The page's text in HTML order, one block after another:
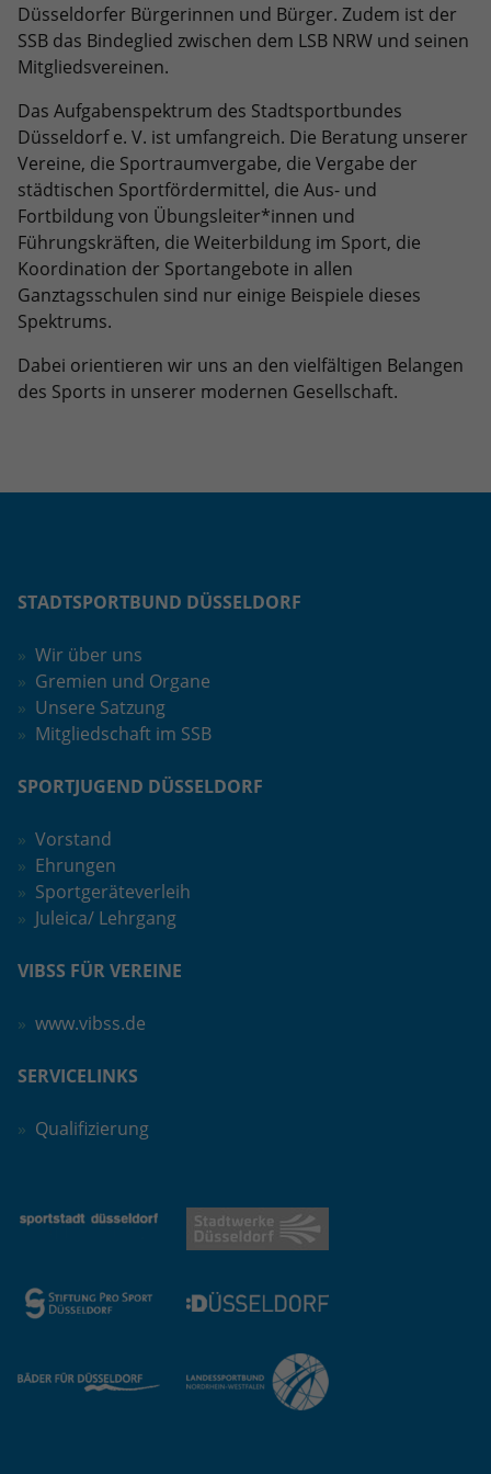
Düsseldorfer Bürgerinnen und Bürger. Zudem ist der
SSB das Bindeglied zwischen dem LSB NRW und seinen
Mitgliedsvereinen.
Das Aufgabenspektrum des Stadtsportbundes
Düsseldorf e. V. ist umfangreich. Die Beratung unserer
Vereine, die Sportraumvergabe, die Vergabe der
städtischen Sportfördermittel, die Aus- und
Fortbildung von Übungsleiter*innen und
Führungskräften, die Weiterbildung im Sport, die
Koordination der Sportangebote in allen
Ganztagsschulen sind nur einige Beispiele dieses
Spektrums.
Dabei orientieren wir uns an den vielfältigen Belangen
des Sports in unserer modernen Gesellschaft.
STADTSPORTBUND DÜSSELDORF
Wir über uns
Gremien und Organe
Unsere Satzung
Mitgliedschaft im SSB
SPORTJUGEND DÜSSELDORF
Vorstand
Ehrungen
Sportgeräteverleih
Juleica/ Lehrgang
VIBSS FÜR VEREINE
www.vibss.de
SERVICELINKS
Qualifizierung
Zweck
Dieses Cookie ist ein Standard-Session-
Cookie von TYPO3. Es speichert im Falle
eines Benutzer-Logins die Session-ID.
So kann der eingeloggte Benutzer
wiedererkannt werden und es wird ihm
Zugang zu geschützten Bereichen
gewährt.
Zweck
Kampagnendaten zu berechnen und
die Nutzung der Website für den
Analysebericht der Website zu
Informationen anonym und weisen eine
randoly generierte Nummer zu, um
eindeutige Besucher zu identifizieren.
Name _gid
Anbieter Google Analytics
Laufzeit
Dieses Cookie wird von Google Analytics
installiert. Das Cookie wird verwendet,
eines Analyseberichts darüber, wie es
Seiten in anonymisierter Form.
Name
Anbieter Google LLC
Anbieter Google LLC
Laufzeit
Zweck
Das NID-Cookie enthält eine eindeutige
ID, über die Google Ihre bevorzugten
Einstellungen und andere
Informationen speichert, insbesondere
Ihre bevorzugte Sprache (z. B. Deutsch),
wie viele Suchergebnisse pro Seite
angezeigt werden sollen (z. B. 10 oder
20) und ob der Google SafeSearch-Filter
aktiviert sein soll.
Externe Inhalte
Wir verwenden auf unserer Website externe Inhalte, um
Ihnen zusätzliche Informationen anzubieten.